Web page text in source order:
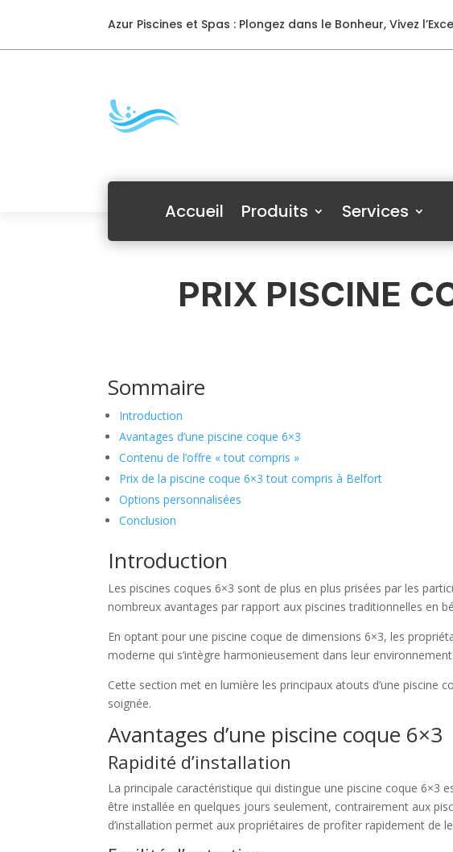
Azur Piscines et Spas : Plongez dans le Bonheur, Vivez
Accueil Produits Services
PRIX PISCINE
Sommaire
Introduction
Avantages d’une piscine coque 6×3
Contenu de l’offre « tout compris »
Prix de la piscine coque 6×3 tout compris à Belfort
Options personnalisées
Conclusion
Introduction
Les piscines coques 6×3 sont de plus en plus prisées par les
nombreux avantages par rapport aux piscines traditionnelles en
En optant pour une piscine coque de dimensions 6×3, les
moderne qui s’intègre harmonieusement dans leur
Cette section met en lumière les principaux atouts d’une piscine
soignée.
Avantages d’une piscine coque 6×3
Rapidité d’installation
La principale caractéristique qui distingue une piscine coque 6×3
être installée en quelques jours seulement, contrairement aux
d’installation permet aux propriétaires de profiter rapidement de